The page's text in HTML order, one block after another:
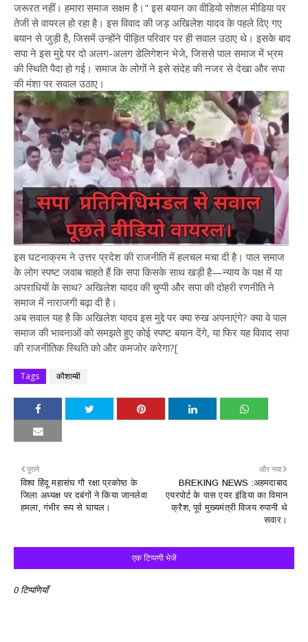
जरूरत नहीं। हमारा समाज सक्षम है।" इस बयान का वीडियो सोशल मीडिया पर
तेजी से वायरल हो रहा है।इस विवाद की जड़ अखिलेश यादव के पहले दिए गए
बयान से जुड़ी है, जिसमें उन्होंने पीड़ित परिवार पर ही सवाल उठाए थे। इसके बाद
सपा ने इस मुद्दे पर दो अलग-अलग डेलिगेशन भेजे, जिससे पाल समाज में भ्रम
की स्थिति पैदा हो गई। समाज के लोगों ने इसे संदेह की नजर से देखा और सपा
की मंशा पर सवाल उठाए।
इस घटनाक्रम ने उत्तर प्रदेश की राजनीति में हलचल मचा दी है। पाल समाज
के लोग स्पष्ट जवाब चाहते हैं कि सपा किसके साथ खड़ी है—न्याय के पक्ष में या
अपराधियों के साथ? अखिलेश यादव की चुप्पी और सपा की दोहरी रणनीति ने
समाज में नाराजगी बढ़ा दी है।
अब सवाल यह है कि अखिलेश यादव इस मुद्दे पर क्या रुख अपनाएंगे? क्या वे पाल
समाज की भावनाओं को समझते हुए कोई स्पष्ट बयान देंगे, या फिर यह विवाद सपा
की राजनीतिक स्थिति को और कमजोर करेगा?[
Tags कौशाम्बी
और नया
BREKING NEWS :अहमदाबाद
एयरपोर्ट के पास एयर इंडिया का विमान
क्रैश, पूर्व मुख्यमंत्री विजय रुपानी थे
सवार।
पुराने
विश्व हिंदू महासंघ गौ रक्षा प्रकोष्ठ के
जिला अध्यक्ष पर दबंगों ने किया जानलेवा
हमला, गंभीर रूप से घायल।
एक टिप्पणी भेजें
0 टिप्पणियाँ